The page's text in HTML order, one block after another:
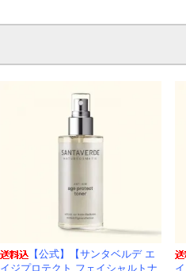
【公式】【サンタベルデ エ
イジプロテクト フェイシャルトナ